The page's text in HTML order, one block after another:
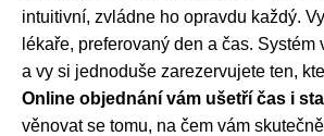
intuitivní, zvládne ho opravdu každý.
lékaře, preferovaný den a čas.
a vy si jednoduše zarezervujete ten,
Online objednání vám ušetří čas i
věnovat se tomu, na čem vám